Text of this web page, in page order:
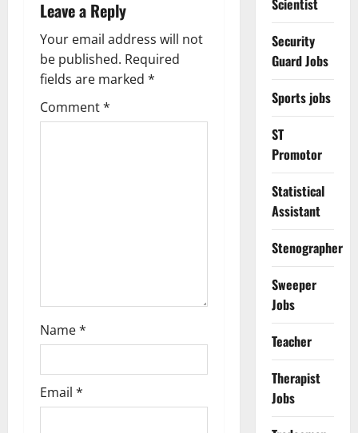
t
n
a
v
o
n
Leave a Reply
Your email address will not
be published. Required
fields are marked *
Comment*
Name*
Email *
Scientist
Security
Guard Jobs
Sports jobs
ST
Promotor
Statistical
Assistant
Stenographer
Sweeper
Jobs
Teacher
Therapist
Jobs